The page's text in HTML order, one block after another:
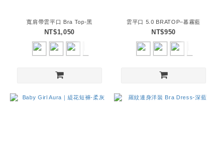
寬肩帶雲平口 Bra Top-黑
NT$1,050
雲平口 5.0 BRATOP–暮霧藍
NT$950